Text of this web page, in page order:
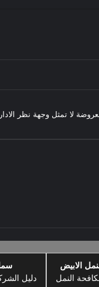
لا تمثل وجهة نظر
الابيض
النمل
دليل